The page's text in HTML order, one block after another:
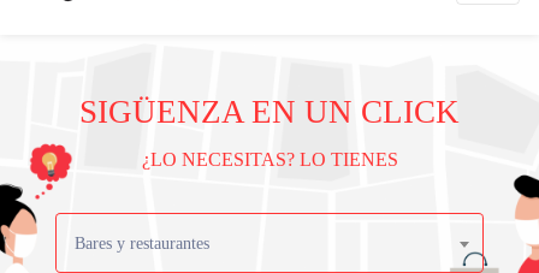
SIGÜENZA EN UN CLICK
¿LO NECESITAS? LO TIENES
Bares y restaurantes